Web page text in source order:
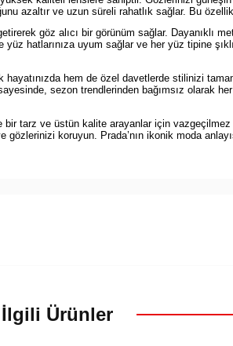
azaltır ve uzun süreli rahatlık sağlar. Bu
göz alıcı bir görünüm sağlar. Dayanıklı
hatlarınıza uyum sağlar ve her yüz tipine
hem de özel davetlerde stilinizi
sezon trendlerinden bağımsız olarak
tarz ve üstün kalite arayanlar için
koruyun. Prada’nın ikonik moda
İlgili Ürünler